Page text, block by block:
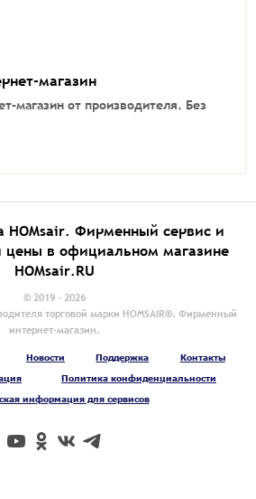
магазин
магазин от производителя. Без
HOMsair. Фирменный сервис и
цены в официальном магазине
HOMsair.RU
© 2019 - 2026
торговой марки HOMSAIR®. Фирменный
интернет-магазин.
Новости Поддержка
Контакты
Политика конфиденциальности
информация для сервисов